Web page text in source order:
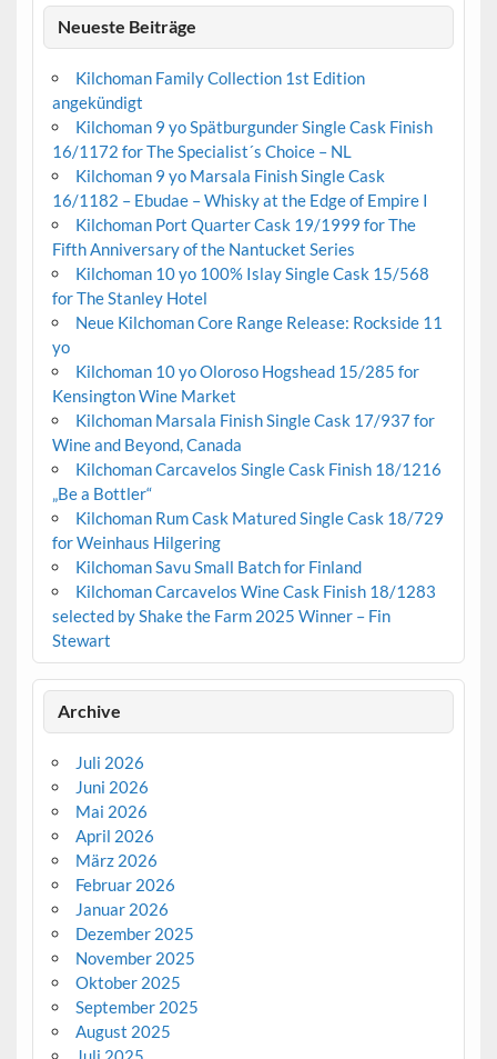
Neueste Beiträge
Kilchoman Family Collection 1st Edition
angekündigt
Kilchoman 9 yo Spätburgunder Single Cask Finish
16/1172 for The Specialist´s Choice – NL
Kilchoman 9 yo Marsala Finish Single Cask
16/1182 – Ebudae – Whisky at the Edge of Empire I
Kilchoman Port Quarter Cask 19/1999 for The
Fifth Anniversary of the Nantucket Series
Kilchoman 10 yo 100% Islay Single Cask 15/568
for The Stanley Hotel
Neue Kilchoman Core Range Release: Rockside 11
yo
Kilchoman 10 yo Oloroso Hogshead 15/285 for
Kensington Wine Market
Kilchoman Marsala Finish Single Cask 17/937 for
Wine and Beyond, Canada
Kilchoman Carcavelos Single Cask Finish 18/1216
„Be a Bottler“
Kilchoman Rum Cask Matured Single Cask 18/729
for Weinhaus Hilgering
Kilchoman Savu Small Batch for Finland
Kilchoman Carcavelos Wine Cask Finish 18/1283
selected by Shake the Farm 2025 Winner – Fin
Stewart
Archive
Juli 2026
Juni 2026
Mai 2026
April 2026
März 2026
Februar 2026
Januar 2026
Dezember 2025
November 2025
Oktober 2025
September 2025
August 2025